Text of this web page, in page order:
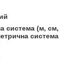
система (м, см,
система